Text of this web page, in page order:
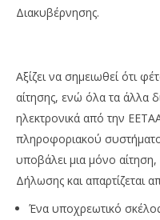
Διακυβέρνησης.
Αξίζει να σημειωθεί ότι
αίτησης, ενώ όλα τα άλλα
ηλεκτρονικά από την
πληροφοριακού
υποβάλει μια μόνο
Δήλωσης και απαρτίζεται
Ένα υποχρεωτικό